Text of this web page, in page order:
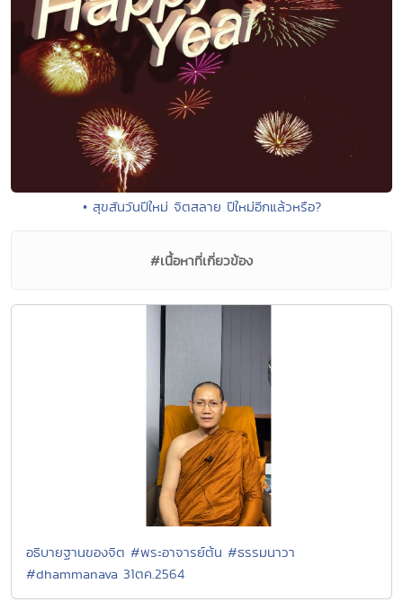
• สุขสันวันปีใหม่ จิตสลาย ปีใหม่อีกแล้วหรือ?
#เนื้อหาที่เกี่ยวข้อง
อธิบายฐานของจิต #พระอาจารย์ต้น #ธรรมนาวา
#dhammanava 31ตค.2564